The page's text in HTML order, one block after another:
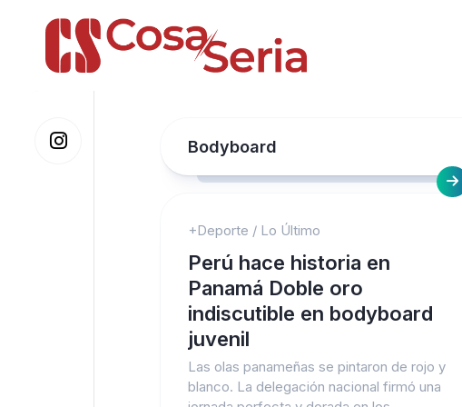
Bodyboard
+Deporte / Lo Último
Perú hace historia en
Panamá Doble oro
indiscutible en bodyboard
juvenil
Las olas panameñas se pintaron de rojo y
blanco. La delegación nacional firmó una